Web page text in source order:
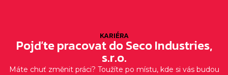
KARIÉRA
Pojďte pracovat do Seco Industries,
s.r.o.
Máte chuť změnit práci? Toužíte po místu, kde si vás budou